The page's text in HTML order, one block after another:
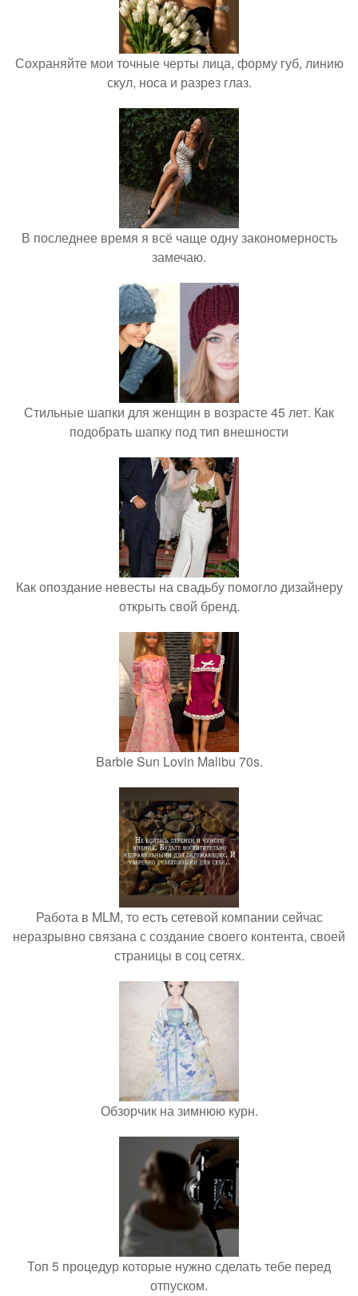
Сохраняйте мои точные черты лица, форму губ, линию
скул, носа и разрез глаз.
В последнее время я всё чаще одну закономерность
замечаю.
Стильные шапки для женщин в возрасте 45 лет. Как
подобрать шапку под тип внешности
Как опоздание невесты на свадьбу помогло дизайнеру
открыть свой бренд.
Barbie Sun Lovin Malibu 70s.
Работа в MLM, то есть сетевой компании сейчас
неразрывно связана с создание своего контента, своей
страницы в соц сетях.
Обзорчик на зимнюю курн.
Топ 5 процедур которые нужно сделать тебе перед
отпуском.